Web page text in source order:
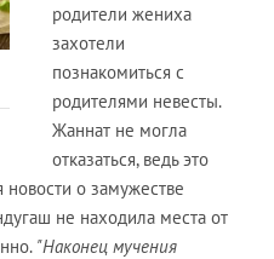
родители жениха
захотели
познакомиться с
родителями невесты.
Жаннат не могла
отказаться, ведь это
о замужестве
не находила места от
"Наконец мучения